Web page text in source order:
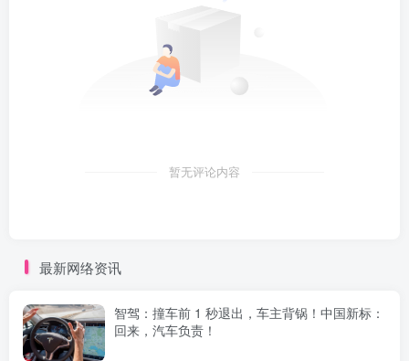
暂无评论内容
最新网络资讯
智驾：撞车前 1 秒退出，车主背锅！中国新标：
回来，汽车负责！